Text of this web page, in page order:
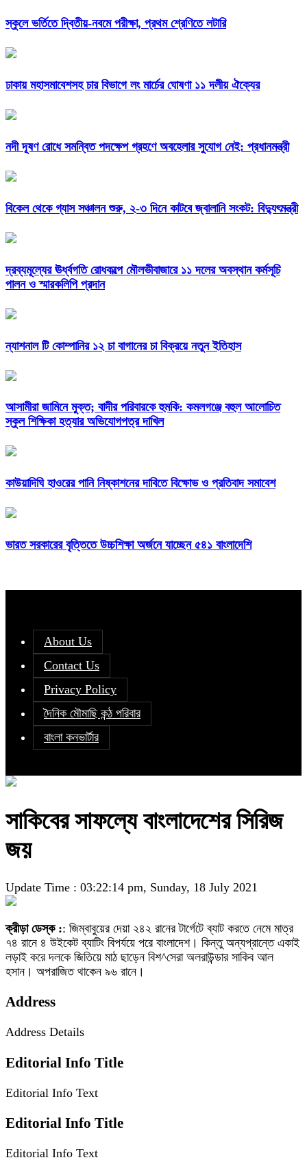
স্কুলে ভর্তিতে দ্বিতীয়-নবমে পরীক্ষা, প্রথম শ্রেণিতে লটারি
ঢাকায় মহাসমাবেশসহ চার বিভাগে লং মার্চের ঘোষণা ১১ দলীয় ঐক্যের
নদী দূষণ রোধে সমন্বিত পদক্ষেপ গ্রহণে অবহেলার সুযোগ নেই: প্রধানমন্ত্রী
বিকেল থেকে গ্যাস সঞ্চালন শুরু, ২-৩ দিনে কাটবে জ্বালানি সংকট: বিদ্যুৎমন্ত্রী
দ্রব্যমূল্যের ঊর্ধ্বগতি রোধকল্পে মৌলভীবাজারে ১১ দলের অবস্থান কর্মসূচি
পালন ও স্মারকলিপি প্রদান
ন্যাশনাল টি কোম্পানির ১২ চা বাগানের চা বিক্রয়ে নতুন ইতিহাস
আসামীরা জামিনে মুক্ত; বাদীর পরিবারকে হুমকি: কমলগঞ্জে বহুল আলোচিত
স্কুল শিক্ষিকা হত্যার অভিযোগপত্র দাখিল
কাউয়াদিঘি হাওরের পানি নিষ্কাশনের দাবিতে বিক্ষোভ ও প্রতিবাদ সমাবেশ
ভারত সরকারের বৃত্তিতে উচ্চশিক্ষা অর্জনে যাচ্ছেন ৫৪১ বাংলাদেশি
About Us
Contact Us
Privacy Policy
দৈনিক মৌমাছি কন্ঠ পরিবার
বাংলা কনভার্টার
সাকিবের সাফল্যে বাংলাদেশের সিরিজ
জয়
Update Time : 03:22:14 pm, Sunday, 18 July 2021
ক্রীড়া ডেস্ক :: জিম্বাবুয়ের দেয়া ২৪২ রানের টার্গেটে ব্যাট করতে নেমে মাত্র
৭৪ রানে ৪ উইকেট ব্যাটিং বিপর্যয়ে পরে বাংলাদেশ। কিন্তু অন্যপ্রান্তে একাই
লড়াই করে দলকে জিতিয়ে মাঠ ছাড়েন বিশ^সেরা অলরাউন্ডার সাকিব আল
হসান। অপরাজিত থাকেন ৯৬ রানে।
Address
Address Details
Editorial Info Title
Editorial Info Text
Editorial Info Title
Editorial Info Text